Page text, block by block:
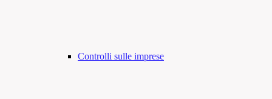
Controlli sulle imprese